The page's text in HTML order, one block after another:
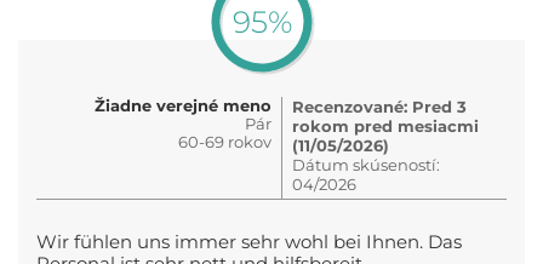
95%
Žiadne verejné meno
Pár
60-69 rokov
Recenzované: Pred 3
rokom pred mesiacmi
(11/05/2026)
Dátum skúseností:
04/2026
Wir fühlen uns immer sehr wohl bei Ihnen. Das